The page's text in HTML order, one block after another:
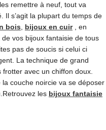
remettre à neuf, tout va
Il s’agit la plupart du temps de
bois bijoux en cuir, en
vos bijoux fantaisie de tous
pas de soucis si celui ci
La technique de grand
avec un chiffon doux.
couche noircie va se déposer
les bijoux fantaisie